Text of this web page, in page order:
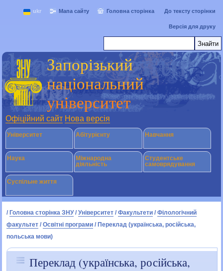
ukr Мапа сайту Головна сторінка До тексту сторінки
Версія для друку
Запорізький
національний
університет
Офіційний сайт Нова версія
Університет Абітурієнту Навчання
Наука
Міжнародна
діяльність
Студентське
самоврядування
Суспільне життя
/ Головна сторінка ЗНУ/ Університет / Факультети / Філологічний
факультет / Освітні програми / Переклад (українська, російська,
польська мови)
Переклад (українська, російська,